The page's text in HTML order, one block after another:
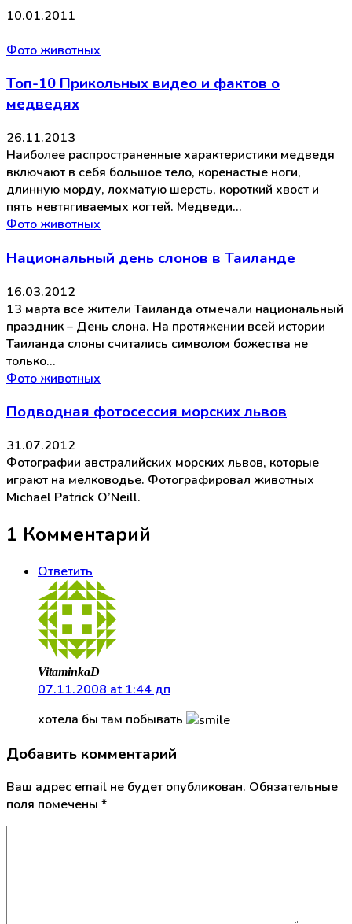
10.01.2011
Фото животных
Топ-10 Прикольных видео и фактов о
медведях
26.11.2013
Наиболее распространенные характеристики медведя
включают в себя большое тело, коренастые ноги,
длинную морду, лохматую шерсть, короткий хвост и
пять невтягиваемых когтей. Медведи…
Фото животных
Национальный день слонов в Таиланде
16.03.2012
13 марта все жители Таиланда отмечали национальный
праздник – День слона. На протяжении всей истории
Таиланда слоны считались символом божества не
только…
Фото животных
Подводная фотосессия морских львов
31.07.2012
Фотографии австралийских морских львов, которые
играют на мелководье. Фотографировал животных
Michael Patrick O’Neill.
1 Комментарий
Ответить
VitaminkaD
07.11.2008 at 1:44 дп
хотела бы там побывать
Добавить комментарий
Ваш адрес email не будет опубликован. Обязательные
поля помечены *